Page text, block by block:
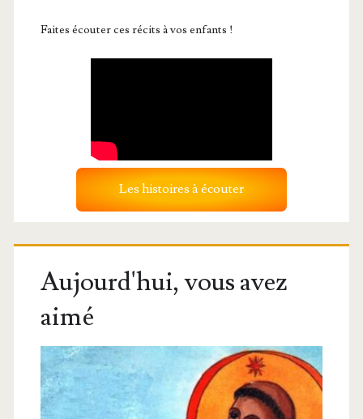
Faites écouter ces récits à vos enfants !
Les histoires à écouter
Aujourd'hui, vous avez
aimé